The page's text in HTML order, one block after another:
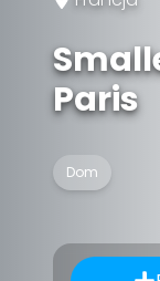
Paris
Dom